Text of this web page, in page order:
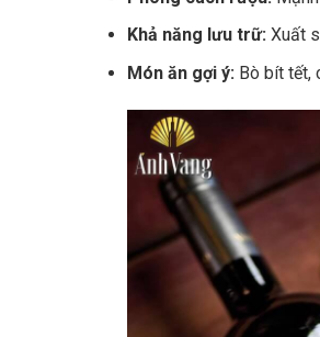
Khả năng lưu trữ:Xuất
Món ăn gợi ý: Bò bít tết,